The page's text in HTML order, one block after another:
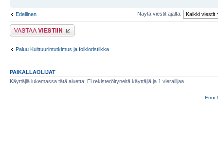
Edellinen Näytä viestit ajalta:
Lähetä vastaus
Paluu Kulttuurintutkimus ja folkloristiikka
PAIKALLAOLIJAT
Käyttäjiä lukemassa tätä aluetta: Ei rekisteröityneitä käyttäjiä ja 1 vierailijaa
Error